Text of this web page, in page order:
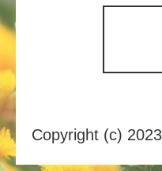
Copyright (c)